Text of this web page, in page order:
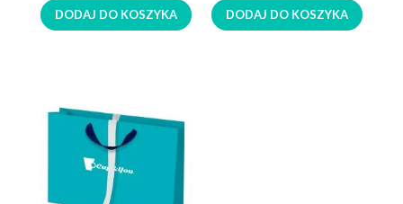
DODAJ DO KOSZYKA DODAJ DO KOSZYKA